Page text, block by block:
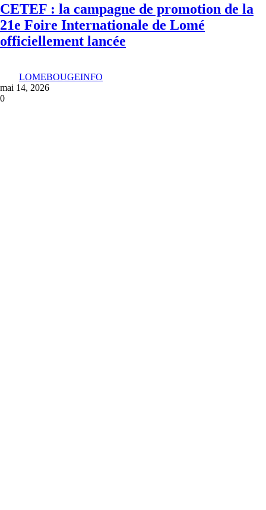
CETEF : la campagne de promotion de la
21e Foire Internationale de Lomé
officiellement lancée
LOMEBOUGEINFO
mai 14, 2026
0